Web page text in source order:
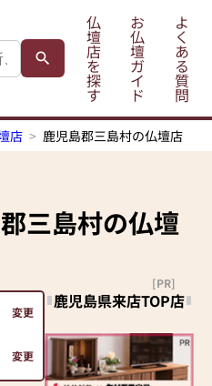
仏
壇
店
を
探
す
お
仏
壇
ガ
イ
ド
よ
く
あ
る
質
問
店 鹿児島郡三島村の仏壇店
三島村の仏壇
変更
変更
鹿児島県来店TOP店
[PR]